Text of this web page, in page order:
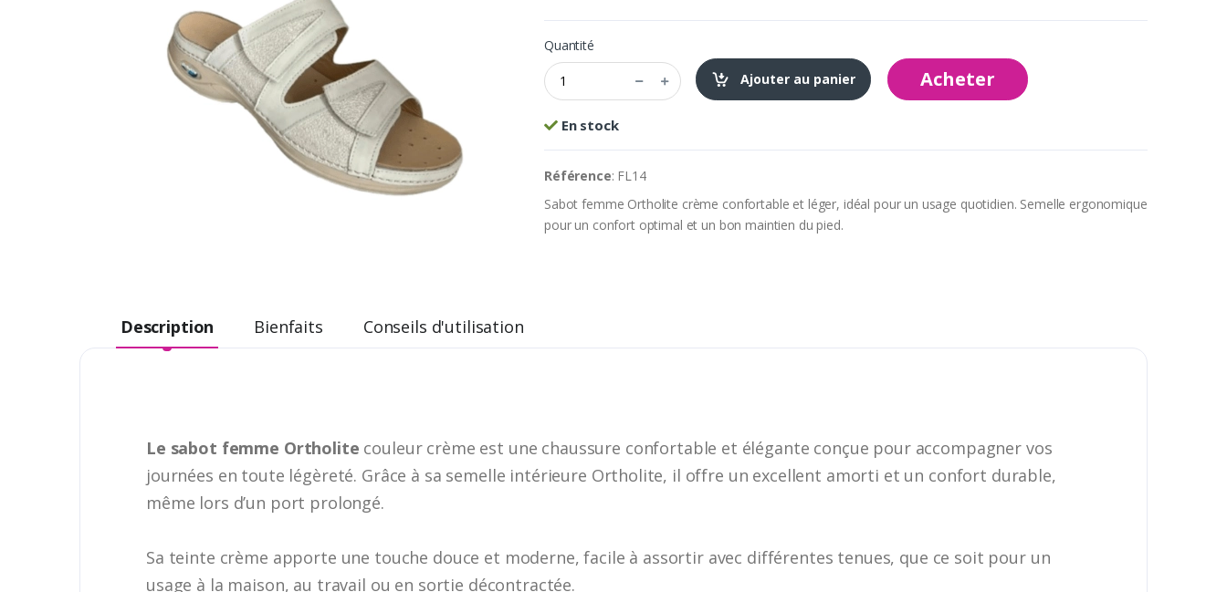
Quantité
Ajouter au panier
Acheter
En stock
Référence: FL14
Sabot femme Ortholite crème confortable et léger, idéal pour un usage quotidien. Semelle ergonomique
pour un confort optimal et un bon maintien du pied.
Description Bienfaits Conseils d'utilisation
Le sabot femme Ortholite couleur crème est une chaussure confortable et élégante conçue pour accompagner vos
journées en toute légèreté. Grâce à sa semelle intérieure Ortholite, il offre un excellent amorti et un confort durable,
même lors d’un port prolongé.
Sa teinte crème apporte une touche douce et moderne, facile à assortir avec différentes tenues, que ce soit pour un
usage à la maison, au travail ou en sortie décontractée.